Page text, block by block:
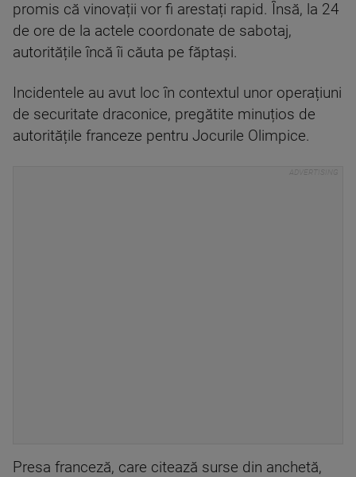
promis că vinovații vor fi arestați rapid. Însă, la 24
de ore de la actele coordonate de sabotaj,
autoritățile încă îi căuta pe făptași.
Incidentele au avut loc în contextul unor operațiuni
de securitate draconice, pregătite minuțios de
autoritățile franceze pentru Jocurile Olimpice.
Presa franceză, care citează surse din anchetă,